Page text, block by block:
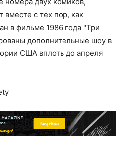
вместе с тех пор, как
в фильме 1986 года "Три
дополнительные шоу в
США вплоть до апреля